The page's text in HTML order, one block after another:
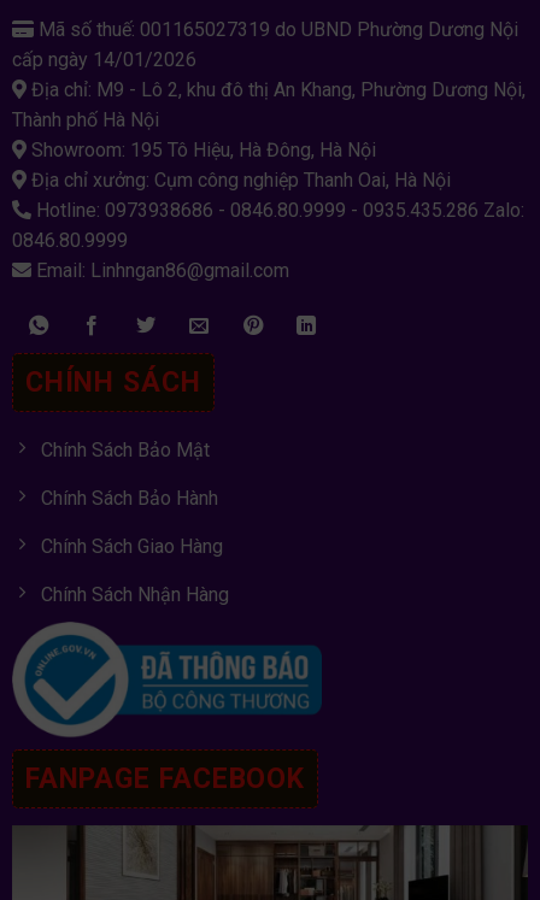
Mã số thuế: 001165027319 do UBND Phường Dương Nội
cấp ngày 14/01/2026
Địa chỉ: M9 - Lô 2, khu đô thị An Khang, Phường Dương Nội,
Thành phố Hà Nội
Showroom: 195 Tô Hiệu, Hà Đông, Hà Nội
Địa chỉ xưởng: Cụm công nghiệp Thanh Oai, Hà Nội
Hotline: 0973938686 - 0846.80.9999 - 0935.435.286 Zalo:
0846.80.9999
Email: Linhngan86@gmail.com
CHÍNH SÁCH
Chính Sách Bảo Mật
Chính Sách Bảo Hành
Chính Sách Giao Hàng
Chính Sách Nhận Hàng
FANPAGE FACEBOOK